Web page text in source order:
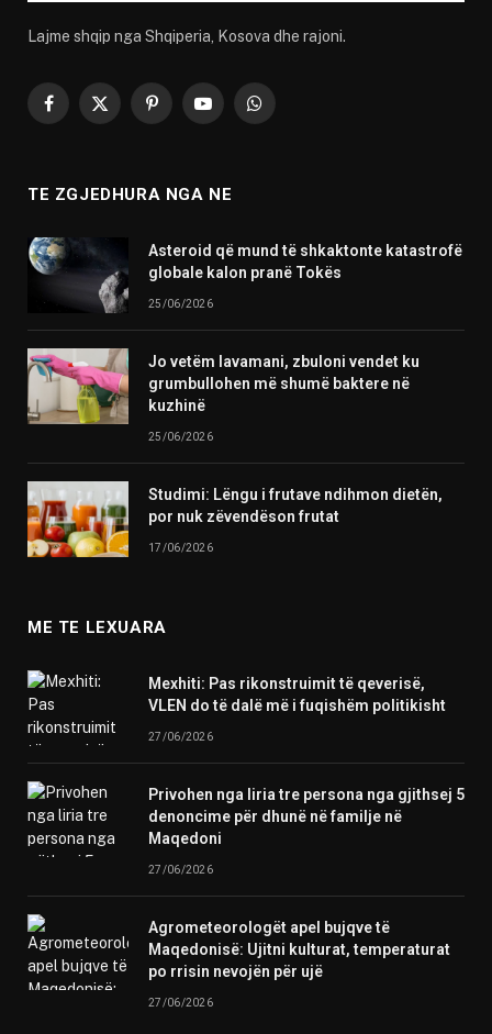
Lajme shqip nga Shqiperia, Kosova dhe rajoni.
Facebook
X
PinterestYouTubeWhatsApp
TE ZGJEDHURA NGA NE
Asteroid që mund të shkaktonte katastrofë
globale kalon pranë Tokës
25/06/2026
Jo vetëm lavamani, zbuloni vendet ku
grumbullohen më shumë baktere në
kuzhinë
25/06/2026
Studimi: Lëngu i frutave ndihmon dietën,
por nuk zëvendëson frutat
17/06/2026
ME TE LEXUARA
Mexhiti: Pas rikonstruimit të qeverisë,
VLEN do të dalë më i fuqishëm politikisht
27/06/2026
Privohen nga liria tre persona nga gjithsej 5
denoncime për dhunë në familje në
Maqedoni
27/06/2026
Agrometeorologët apel bujqve të
Maqedonisë: Ujitni kulturat, temperaturat
po rrisin nevojën për ujë
27/06/2026